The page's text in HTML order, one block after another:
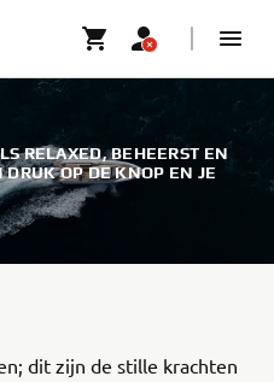
RELAXED, BEHEERST EN
OP DE KNOP EN JE
dit zijn de stille krachten